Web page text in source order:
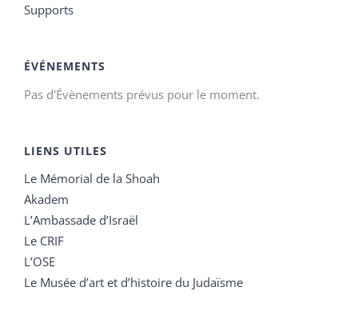
Supports
ÉVÉNEMENTS
Pas d'Évènements prévus pour le moment.
LIENS UTILES
Le Mémorial de la Shoah
Akadem
L’Ambassade d’Israël
Le CRIF
L’OSE
Le Musée d’art et d’histoire du Judaïsme